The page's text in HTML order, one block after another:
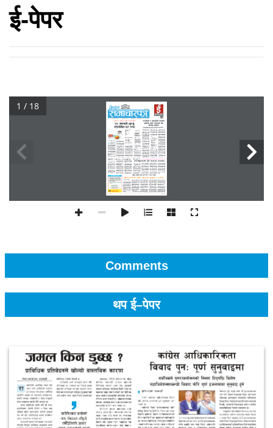
ई-पेपर
1 / 18
Comments
थप ई–पेपर